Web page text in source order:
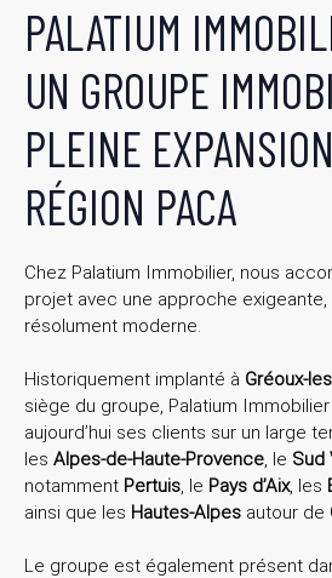
PALATIUM
UN GROUPE
PLEINE
RÉGION PACA
Chez Palatium Immobilier, nous
projet avec une approche exigeante,
résolument moderne.
Historiquement implanté à Gréoux-
siège du groupe, Palatium
aujourd’hui ses clients sur un large
les Alpes-de-Haute-Provence, le Sud
notamment Pertuis, le Pays d’Aix, les
ainsi que les Hautes-Alpes autour de
Le groupe est également présent